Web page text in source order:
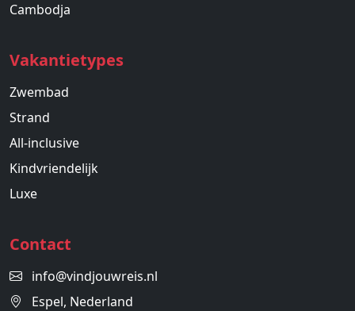
Cambodja
Vakantietypes
Zwembad
Strand
All-inclusive
Kindvriendelijk
Luxe
Contact
info@vindjouwreis.nl
Espel, Nederland